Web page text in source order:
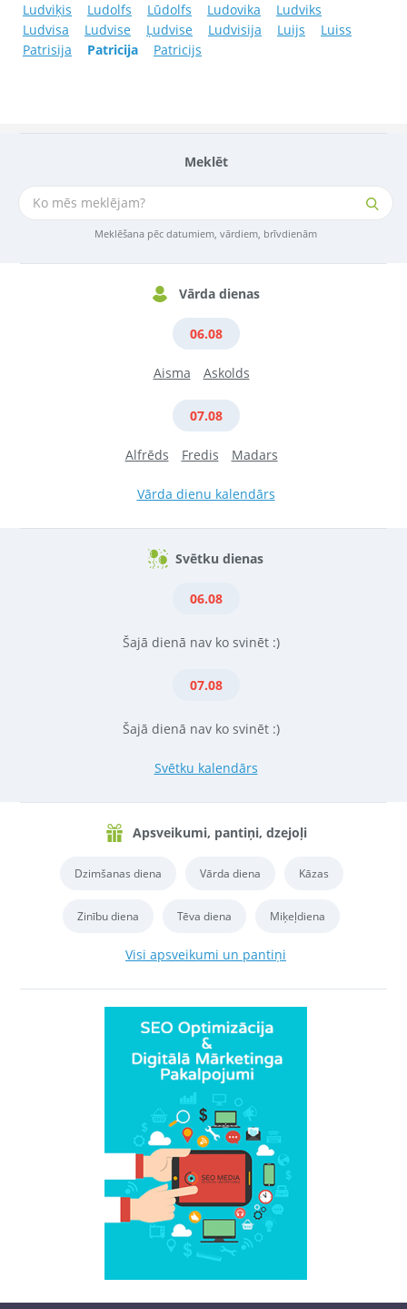
Meklēt
Meklēšana pēc datumiem, vārdiem, brīvdienām
Vārda dienas
06.08
Aisma Askolds
07.08
Alfrēds Fredis Madars
Vārda dienu kalendārs
Svētku dienas
06.08
Šajā dienā nav ko svinēt :)
07.08
Šajā dienā nav ko svinēt :)
Svētku kalendārs
Apsveikumi, pantiņi, dzejoļi
Dzimšanas diena Vārda diena Kāzas
Zinību diena Tēva diena Miķeļdiena
Visi apsveikumi un pantiņi
Ludviķis
Ludolfs Lūdolfs Ludovika
Ludviks
Ludvisa
Ludvise Ļudvise Ludvisija Luijs
Luiss
Patrisija
Patricija Patricijs